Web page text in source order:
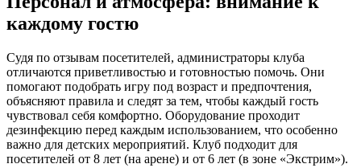
каждому гостю
Судя по отзывам посетителей, администраторы клуба
отличаются приветливостью и готовностью помочь. Они
помогают подобрать игру под возраст и предпочтения,
объясняют правила и следят за тем, чтобы каждый гость
чувствовал себя комфортно. Оборудование проходит
дезинфекцию перед каждым использованием, что особенно
важно для детских мероприятий. Клуб подходит для
посетителей от 8 лет (на арене) и от 6 лет (в зоне «Экстрим»).